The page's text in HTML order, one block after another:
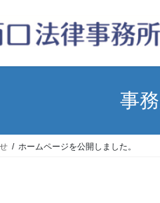
事
ホームページを公開しました。